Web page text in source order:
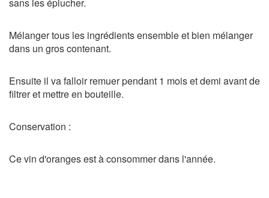
sans les éplucher.
Mélanger tous les ingrédients ensemble et bien mélanger
dans un gros contenant.
Ensuite il va falloir remuer pendant 1 mois et demi avant de
filtrer et mettre en bouteille.
Conservation :
Ce vin d'oranges est à consommer dans l'année.